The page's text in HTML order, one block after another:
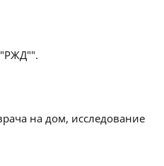
на дом, исследование